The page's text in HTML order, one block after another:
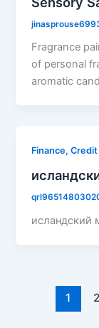
Fragrance
of personal
aromatic
Finance, Credit
исландский
1 2